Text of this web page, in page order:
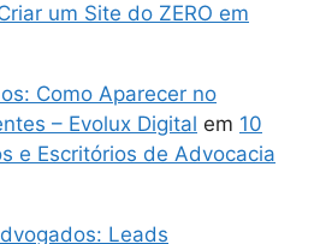
um Site do ZERO em
Como Aparecer no
– Evolux Digital em 10
e Escritórios de Advocacia
Leads